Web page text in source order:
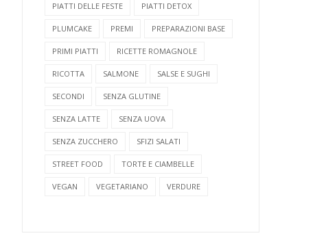
PIATTI DELLE FESTE PIATTI DETOX
PLUMCAKE PREMI PREPARAZIONI BASE
PRIMI PIATTI RICETTE ROMAGNOLE
RICOTTA SALMONE SALSE E SUGHI
SECONDI SENZA GLUTINE
SENZA LATTE SENZA UOVA
SENZA ZUCCHERO SFIZI SALATI
STREET FOOD TORTE E CIAMBELLE
VEGAN VEGETARIANO VERDURE